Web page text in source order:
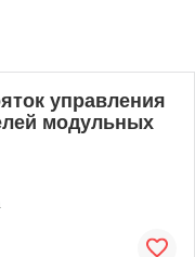
управления
модульных